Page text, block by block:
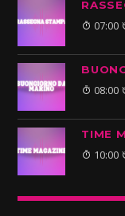
07:00
08:00
TIME
10:00